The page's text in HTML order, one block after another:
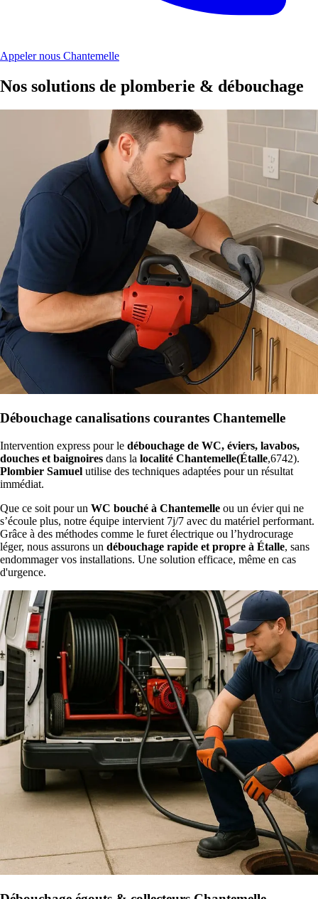
Appeler nous Chantemelle
Nos solutions de plomberie & débouchage
Débouchage canalisations courantes Chantemelle
Intervention express pour le débouchage de WC, éviers, lavabos,
douches et baignoires dans la localité Chantemelle(Étalle,6742).
Plombier Samuel utilise des techniques adaptées pour un résultat
immédiat.
Que ce soit pour un WC bouché à Chantemelle ou un évier qui ne
s’écoule plus, notre équipe intervient 7j/7 avec du matériel performant.
Grâce à des méthodes comme le furet électrique ou l’hydrocurage
léger, nous assurons un débouchage rapide et propre à Étalle, sans
endommager vos installations. Une solution efficace, même en cas
d'urgence.